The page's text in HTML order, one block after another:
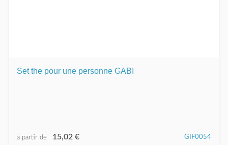
Set the pour une personne GABI
à partir de 15,02 € GIF0054